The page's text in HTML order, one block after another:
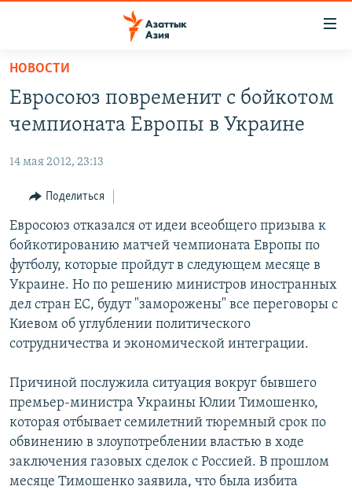
Вернуться
основному
содержанию
навигации
Вернутся
поиску
КАЗАХСТАН
УЗБЕКИСТАН
ТАДЖИКИСТАН
НОВОСТИ
НА ДРУГИХ ЯЗЫКАХ
ҚАЗАҚША
КЫРГЫЗЧА
ЎЗБЕКЧА
ТОҶИКӢ
TÜRKMENÇE
Все сайты РСЕ/РС
НОВОСТИ
Евросоюз повременит с бойкотом
чемпионата Европы в Украине
14 мая 2012, 23:13
Поделиться
Евросоюз отказался от идеи всеобщего призыва к
бойкотированию матчей чемпионата Европы по
футболу, которые пройдут в следующем месяце в
Украине. Но по решению министров иностранных
дел стран ЕС, будут "заморожены" все переговоры с
Киевом об углублении политического
сотрудничества и экономической интеграции.
Причиной послужила ситуация вокруг бывшего
премьер-министра Украины Юлии Тимошенко,
которая отбывает семилетний тюремный срок по
обвинению в злоупотреблении властью в ходе
заключения газовых сделок с Россией. В прошлом
месяце Тимошенко заявила, что была избита